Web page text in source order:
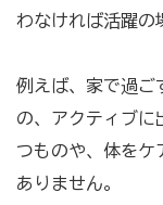
わなければ活躍の
例えば、家で過ご
の、アクティブに
つものや、体をケ
ありません。